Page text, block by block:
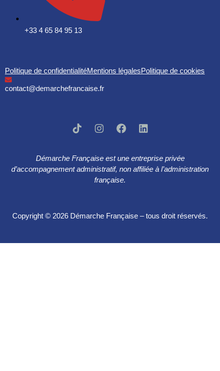
+33 4 65 84 95 13
Politique de confidentialitéMentions légalesPolitique de cookies
contact@demarchefrancaise.fr
Démarche Française est une entreprise privée
d’accompagnement administratif, non affiliée à l’administration
française.
Copyright © 2026 Démarche Française – tous droit réservés.